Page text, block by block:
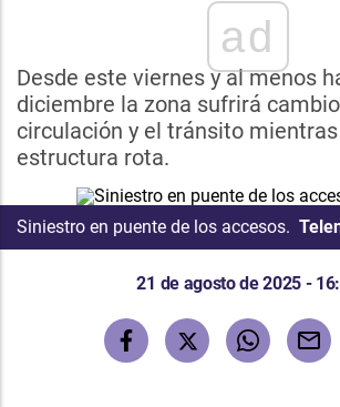
ad
Desde este viernes y al menos
diciembre la zona sufrirá
circulación y el tránsito
estructura rota.
Siniestro en puente de los accesos.
21 de agosto de 2025 -